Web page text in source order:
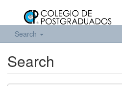
Search
Search